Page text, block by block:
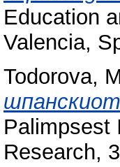
Education
Valencia,
Todorova,
шпанскиот
Palimpsest
Research,